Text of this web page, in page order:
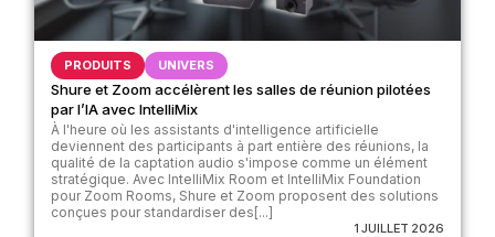
PRODUITS UNIVERS
Shure et Zoom accélèrent les salles de réunion pilotées
par l’IA avec IntelliMix
À l'heure où les assistants d'intelligence artificielle
deviennent des participants à part entière des réunions, la
qualité de la captation audio s'impose comme un élément
stratégique. Avec IntelliMix Room et IntelliMix Foundation
pour Zoom Rooms, Shure et Zoom proposent des solutions
conçues pour standardiser des[...]
1 JUILLET 2026